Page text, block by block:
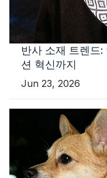
반사 소재 트렌드:
션 혁신까지
Jun 23, 2026